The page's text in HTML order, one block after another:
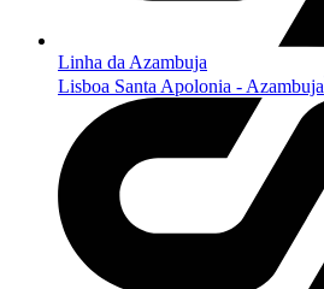
Linha da Azambuja
Lisboa Santa Apolonia - Azambuja